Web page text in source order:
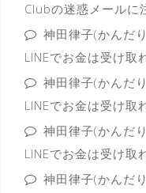
Clubの迷惑メールに
神田律子(かんだ
LINEでお金は受け取
神田律子(かんだ
LINEでお金は受け取
神田律子(かんだ
LINEでお金は受け取
神田律子(かんだ